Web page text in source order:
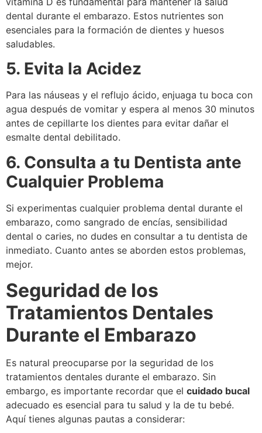
dental durante el embarazo. Estos nutrientes son
esenciales para la formación de dientes y huesos
saludables.
5. Evita la Acidez
Para las náuseas y el reflujo ácido, enjuaga tu boca con
agua después de vomitar y espera al menos 30 minutos
antes de cepillarte los dientes para evitar dañar el
esmalte dental debilitado.
6. Consulta a tu Dentista ante
Cualquier Problema
Si experimentas cualquier problema dental durante el
embarazo, como sangrado de encías, sensibilidad
dental o caries, no dudes en consultar a tu dentista de
inmediato. Cuanto antes se aborden estos problemas,
mejor.
Seguridad de los
Tratamientos Dentales
Durante el Embarazo
Es natural preocuparse por la seguridad de los
tratamientos dentales durante el embarazo. Sin
embargo, es importante recordar que el cuidado bucal
adecuado es esencial para tu salud y la de tu bebé.
Aquí tienes algunas pautas a considerar: